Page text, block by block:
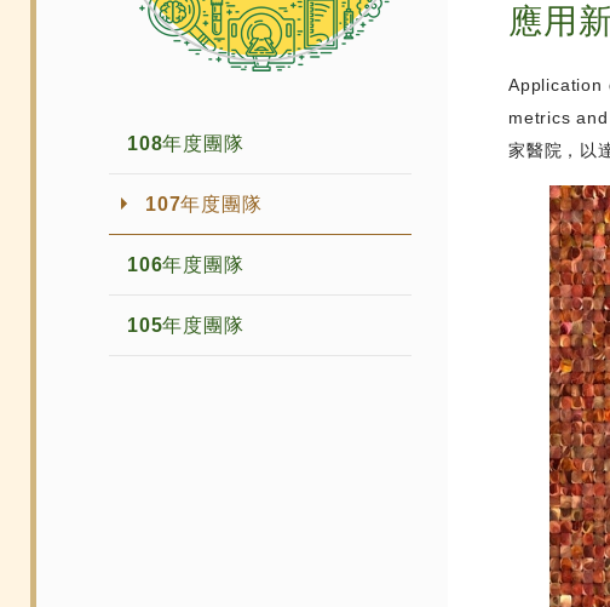
108年度團隊
107年度團隊
106年度團隊
105年度團隊
應用
Application
metrics
家醫院，以